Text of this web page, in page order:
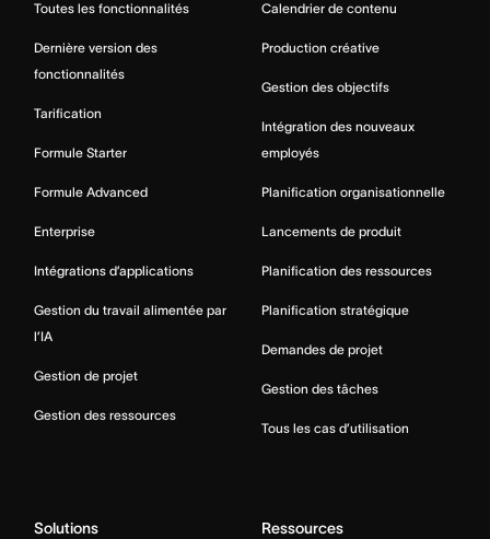
Toutes les fonctionnalités
Dernière version des
fonctionnalités
Tarification
Formule Starter
Formule Advanced
Enterprise
Intégrations d’applications
Gestion du travail alimentée par
l’IA
Gestion de projet
Gestion des ressources
Calendrier de contenu
Production créative
Gestion des objectifs
Intégration des nouveaux
employés
Planification organisationnelle
Lancements de produit
Planification des ressources
Planification stratégique
Demandes de projet
Gestion des tâches
Tous les cas d’utilisation
Solutions Ressources